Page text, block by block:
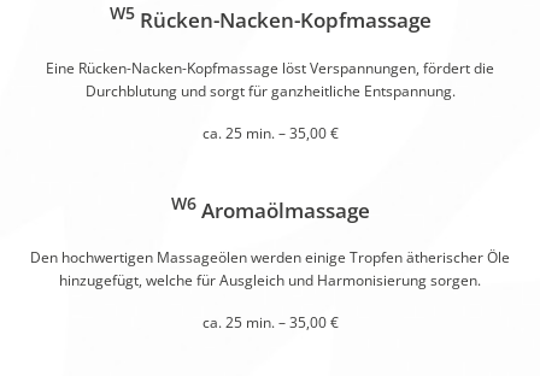
W5Rücken-Nacken-Kopfmassage
Eine Rücken-Nacken-Kopfmassage löst Verspannungen, fördert die
Durchblutung und sorgt für ganzheitliche Entspannung.
ca. 25 min. – 35,00 €
W6Aromaölmassage
Den hochwertigen Massageölen werden einige Tropfen ätherischer Öle
hinzugefügt, welche für Ausgleich und Harmonisierung sorgen.
ca. 25 min. – 35,00 €